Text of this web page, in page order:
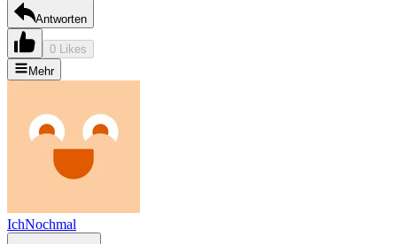
Antworten
0 Likes
Mehr
IchNochmal